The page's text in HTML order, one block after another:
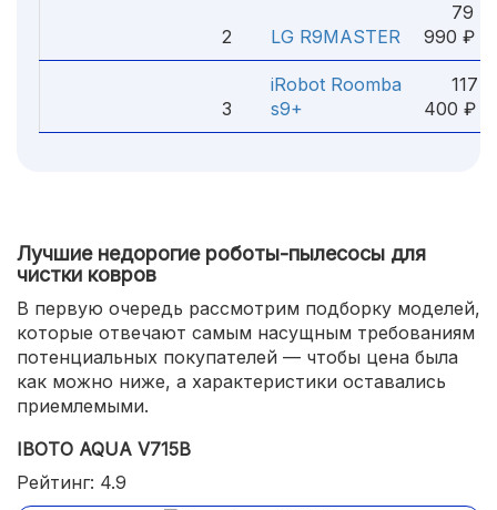
2 LG R9MASTER
79
990 ₽
3
iRobot Roomba
s9+
117
400 ₽
Лучшие недорогие роботы-пылесосы для
чистки ковров
В первую очередь рассмотрим подборку моделей,
которые отвечают самым насущным требованиям
потенциальных покупателей — чтобы цена была
как можно ниже, а характеристики оставались
приемлемыми.
IBOTO AQUA V715B
Рейтинг: 4.9